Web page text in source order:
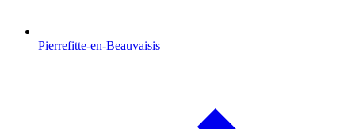
Pierrefitte-en-Beauvaisis